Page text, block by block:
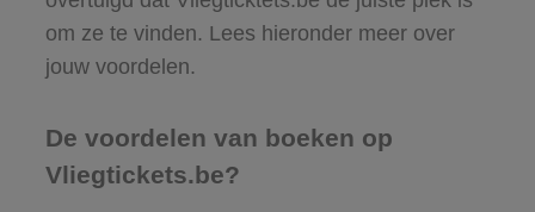
om ze te vinden. Lees hieronder meer over
jouw voordelen.
De voordelen van boeken op
Vliegtickets.be?